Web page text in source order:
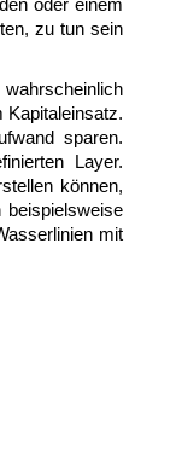
oder einem
zu tun sein
Kapitaleinsatz.
sparen.
Layer.
können,
mit